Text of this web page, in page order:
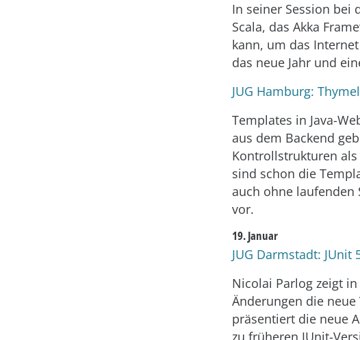
In seiner Session bei
Scala, das Akka
kann, um das
das neue Jahr und
JUG Hamburg:
Templates in Java-
aus dem Backend
Kontrollstrukturen
sind schon die
auch ohne laufenden
vor.
19. Januar
JUG Darmstadt: JUnit
Nicolai Parlog zeigt
Änderungen die
präsentiert die neue